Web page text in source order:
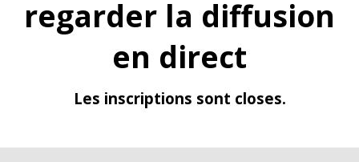
regarder la diffusion
en direct
Les inscriptions sont closes.